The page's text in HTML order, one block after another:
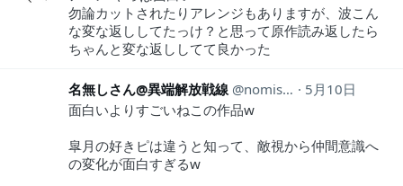
勿論カットされたりアレンジもありますが、波こん
な変な返ししてたっけ？と思って原作読み返したら
ちゃんと変な返ししてて良かった
名無しさん@異端解放戦線 nomisotukae
5月10日
面白いよりすごいねこの作品w
皐月の好きピは違うと知って、敵視から仲間意識へ
の変化が面白すぎるw